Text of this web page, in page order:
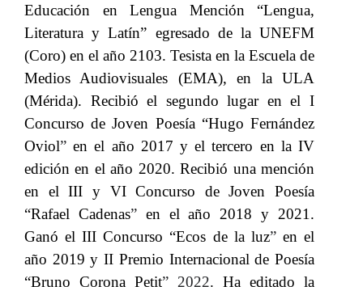
Educación en Lengua Mención “Lengua,
Literatura y Latín” egresado de la UNEFM
(Coro) en el año 2103. Tesista en la Escuela de
Medios Audiovisuales (EMA), en la ULA
(Mérida). Recibió el segundo lugar en el I
Concurso de Joven Poesía “Hugo Fernández
Oviol” ​​ en el año 2017 y el tercero en la IV
edición en el año 2020. Recibió una mención
en el III y VI Concurso de Joven Poesía
“Rafael Cadenas”​​ en el año 2018 y 2021.
Ganó el III Concurso “Ecos de la luz”​​ en el
año 2019 y II Premio Internacional de Poesía
“Bruno Corona Petit” 2022. Ha editado la